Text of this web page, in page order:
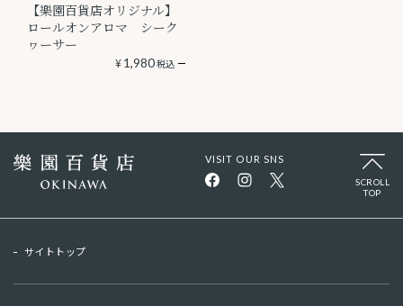
【樂園百貨店オリジナル】
ロールオンアロマ シーク
ヮーサー
¥1,980税込
VISIT OUR SNS
SCROLL
TOP
サイトトップ